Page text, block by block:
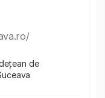
de